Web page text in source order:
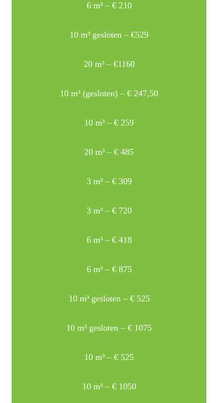
6 m³ – € 210
10 m³ gesloten – €529
20 m³ – €1160
10 m³ (gesloten) – € 247,50
10 m³ – € 259
20 m³ – € 485
3 m³ – € 309
3 m³ – € 720
6 m³ – € 418
6 m³ – € 875
10 m³ gesloten – € 525
10 m³ gesloten – € 1075
10 m³ – € 525
10 m³ – € 1050